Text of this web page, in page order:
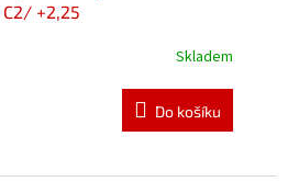
C2/ +2,25
Skladem
Do košíku